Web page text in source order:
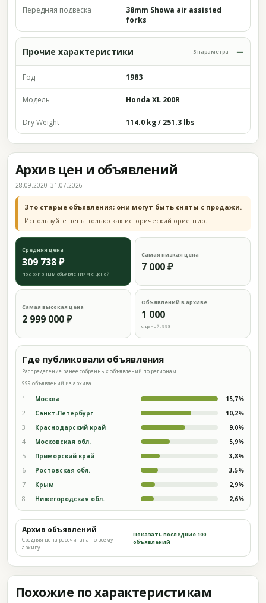
Передняя подвеска
38mm Showa air assisted
forks
Прочие характеристики 3 параметра
Год 1983
Модель Honda XL 200R
Dry Weight 114.0 kg / 251.3 lbs
Архив цен и объявлений
28.09.2020–31.07.2026
Это старые объявления; они могут быть сняты с продажи.
Используйте цены только как исторический ориентир.
Средняя цена
309 738 ₽
по архивным объявлениям с ценой
Самая низкая цена
7 000 ₽
Самая высокая цена
2 999 000 ₽
Объявлений в архиве
1 000
с ценой: 998
Где публиковали объявления
Распределение ранее собранных объявлений по регионам.
999 объявлений из архива
1 Москва 15,7%
2 Санкт-Петербург 10,2%
3 Краснодарский край 9,0%
4 Московская обл. 5,9%
5 Приморский край 3,8%
6 Ростовская обл. 3,5%
7 Крым 2,9%
8 Нижегородская обл. 2,6%
Архив объявлений
Средняя цена рассчитана по всему
архиву
Показать последние 100
объявлений
Похожие по характеристикам